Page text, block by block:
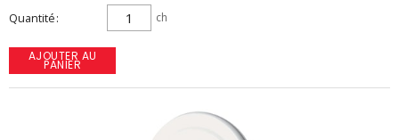
Quantité ch
AJOUTER AU
PANIER